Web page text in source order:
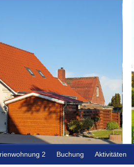
2 Buchung Aktivitäten